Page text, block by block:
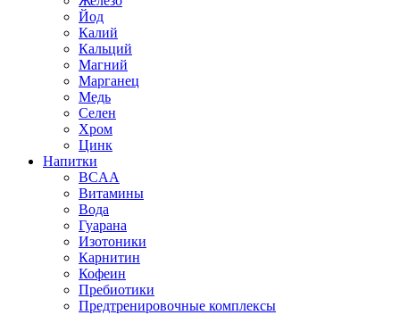
Йод
Калий
Кальций
Магний
Марганец
Медь
Селен
Хром
Цинк
Напитки
BCAA
Витамины
Вода
Гуарана
Изотоники
Карнитин
Кофеин
Пребиотики
Предтренировочные комплексы